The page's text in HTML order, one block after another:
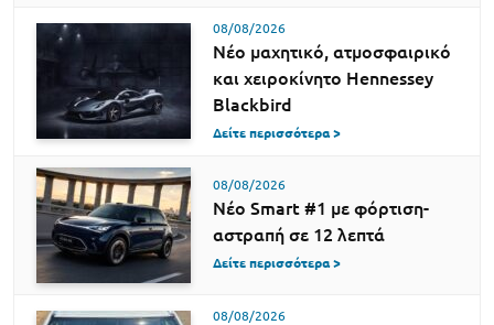
08/08/2026
Νέο μαχητικό, ατμοσφαιρικό
και χειροκίνητο Hennessey
Blackbird
Δείτε περισσότερα >
08/08/2026
Νέο Smart #1 με φόρτιση-
αστραπή σε 12 λεπτά
Δείτε περισσότερα >
08/08/2026